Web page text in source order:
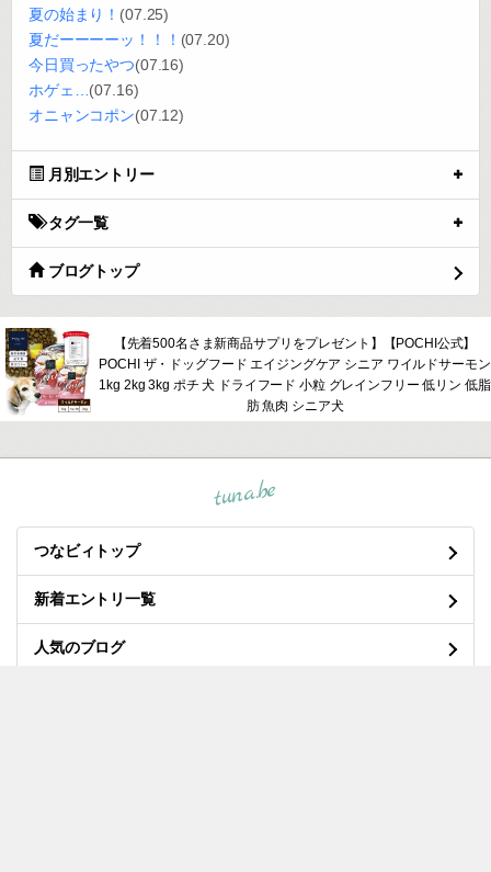
夏の始まり！ (07.25)
夏だーーーーッ！！！ (07.20)
今日買ったやつ(07.16)
ホゲェ…(07.16)
オニャンコポン(07.12)
月別エントリー
タグ一覧
ブログトップ
【先着500名さま新商品サプリをプレゼント】【POCHI公式】
POCHI ザ・ドッグフード エイジングケア シニア ワイルドサーモン
1kg 2kg 3kg ポチ 犬 ドライフード 小粒 グレインフリー 低リン 低脂
肪 魚肉 シニア犬
tuna.be
つなビィトップ
新着エントリ一覧
人気のブログ